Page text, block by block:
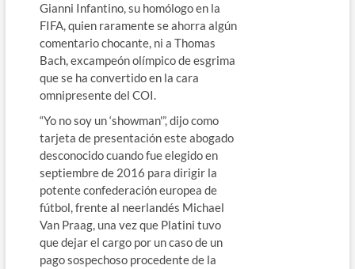
Gianni Infantino, su homólogo en la
FIFA, quien raramente se ahorra algún
comentario chocante, ni a Thomas
Bach, excampeón olímpico de esgrima
que se ha convertido en la cara
omnipresente del COI.
“Yo no soy un ‘showman'”, dijo como
tarjeta de presentación este abogado
desconocido cuando fue elegido en
septiembre de 2016 para dirigir la
potente confederación europea de
fútbol, frente al neerlandés Michael
Van Praag, una vez que Platini tuvo
que dejar el cargo por un caso de un
pago sospechoso procedente de la